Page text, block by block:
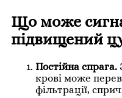
Що може
підвищений
Постійна спрага.
крові може
фільтрації,